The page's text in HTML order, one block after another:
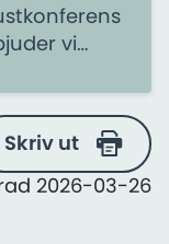
vi
samtidigt
att bredda
Skriv ut
2026-03-26